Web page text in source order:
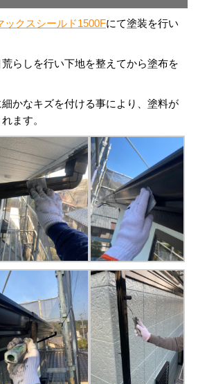
ックスシールド1500Fにて塗装を行い
らしを行い下地を整えてから塗布を
かなキズを付ける事により、塗料が
ます。